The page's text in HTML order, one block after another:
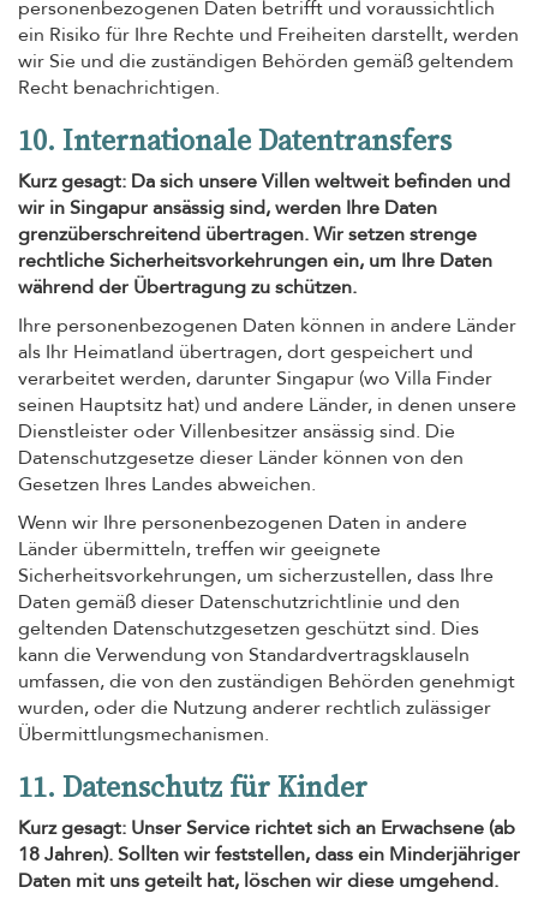
personenbezogenen Daten betrifft und voraussichtlich
ein Risiko für Ihre Rechte und Freiheiten darstellt, werden
wir Sie und die zuständigen Behörden gemäß geltendem
Recht benachrichtigen.
10. Internationale Datentransfers
Kurz gesagt: Da sich unsere Villen weltweit befinden und
wir in Singapur ansässig sind, werden Ihre Daten
grenzüberschreitend übertragen. Wir setzen strenge
rechtliche Sicherheitsvorkehrungen ein, um Ihre Daten
während der Übertragung zu schützen.
Ihre personenbezogenen Daten können in andere Länder
als Ihr Heimatland übertragen, dort gespeichert und
verarbeitet werden, darunter Singapur (wo Villa Finder
seinen Hauptsitz hat) und andere Länder, in denen unsere
Dienstleister oder Villenbesitzer ansässig sind. Die
Datenschutzgesetze dieser Länder können von den
Gesetzen Ihres Landes abweichen.
Wenn wir Ihre personenbezogenen Daten in andere
Länder übermitteln, treffen wir geeignete
Sicherheitsvorkehrungen, um sicherzustellen, dass Ihre
Daten gemäß dieser Datenschutzrichtlinie und den
geltenden Datenschutzgesetzen geschützt sind. Dies
kann die Verwendung von Standardvertragsklauseln
umfassen, die von den zuständigen Behörden genehmigt
wurden, oder die Nutzung anderer rechtlich zulässiger
Übermittlungsmechanismen.
11. Datenschutz für Kinder
Kurz gesagt: Unser Service richtet sich an Erwachsene (ab
18 Jahren). Sollten wir feststellen, dass ein Minderjähriger
Daten mit uns geteilt hat, löschen wir diese umgehend.